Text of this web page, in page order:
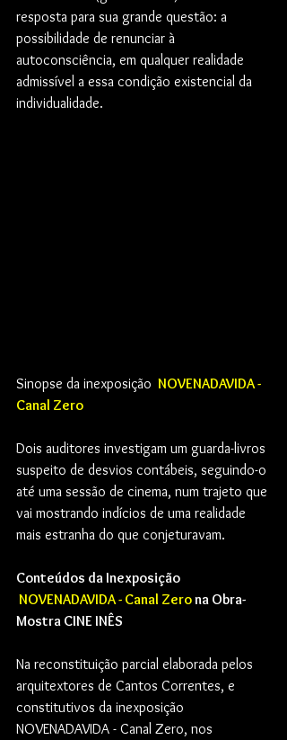
resposta para sua grande questão: a
possibilidade de renunciar à
autoconsciência, em qualquer realidade
admissível a essa condição existencial da
individualidade.
Sinopse da inexposição NOVENADAVIDA -
Canal Zero
Dois auditores investigam um guarda-livros
suspeito de desvios contábeis, seguindo-o
até uma sessão de cinema, num trajeto que
vai mostrando indícios de uma realidade
mais estranha do que conjeturavam.
Conteúdos da Inexposição
NOVENADAVIDA - Canal Zero na Obra-
Mostra CINE INÊS
Na reconstituição parcial elaborada pelos
arquitextores de Cantos Correntes, e
constitutivos da inexposição
NOVENADAVIDA - Canal Zero, nos